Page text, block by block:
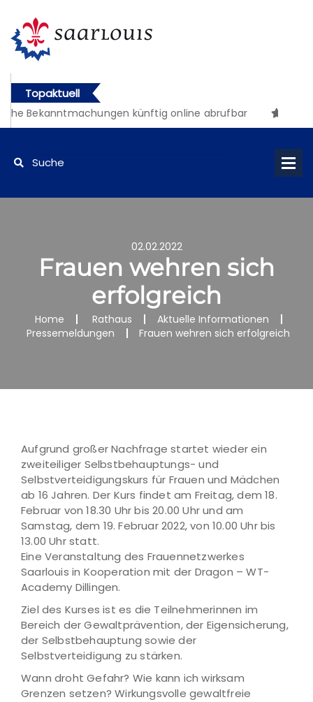
Topaktuell
Bekanntmachungen künftig online abrufbar
02.02.2022
Frauen wehren sich
erfolgreich
Home Rathaus
Aktuelle Informationen
Pressemeldungen
Frauen wehren sich erfolgreich
Aufgrund großer Nachfrage startet wieder ein
zweiteiliger Selbstbehauptungs- und
Selbstverteidigungskurs für Frauen und Mädchen
ab 16 Jahren. Der Kurs findet am Freitag, dem 18.
Februar von 18.30 Uhr bis 20.00 Uhr und am
Samstag, dem 19. Februar 2022, von 10.00 Uhr bis
13.00 Uhr statt.
Eine Veranstaltung des Frauennetzwerkes
Saarlouis in Kooperation mit der Dragon – WT-
Academy Dillingen.
Ziel des Kurses ist es die Teilnehmerinnen im
Bereich der Gewaltprävention, der Eigensicherung,
der Selbstbehauptung sowie der
Selbstverteidigung zu stärken.
Wann droht Gefahr? Wie kann ich wirksam
Grenzen setzen? Wirkungsvolle gewaltfreie